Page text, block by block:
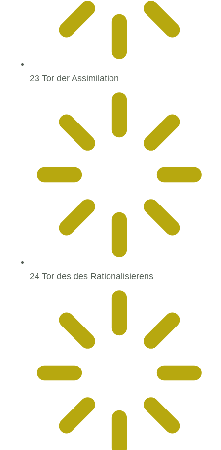
23 Tor der Assimilation
24 Tor des des Rationalisierens